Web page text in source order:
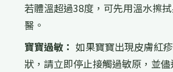
若體溫超過38度，可先用溫水擦
醫。
寶寶過敏： 如果寶寶出現皮膚紅
狀，請立即停止接觸過敏原，並